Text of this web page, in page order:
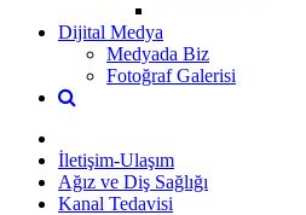
Dijital Medya
Medyada Biz
Fotoğraf Galerisi
İletişim-Ulaşım
Ağız ve Diş Sağlığı
Kanal Tedavisi